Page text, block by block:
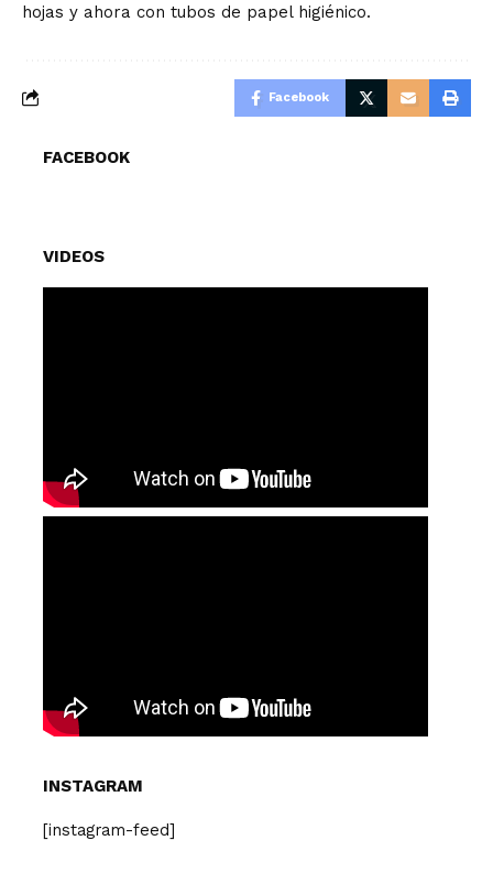
hojas y ahora con tubos de papel higiénico.
Facebook
FACEBOOK
VIDEOS
INSTAGRAM
[instagram-feed]